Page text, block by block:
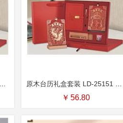
￥ 56.80